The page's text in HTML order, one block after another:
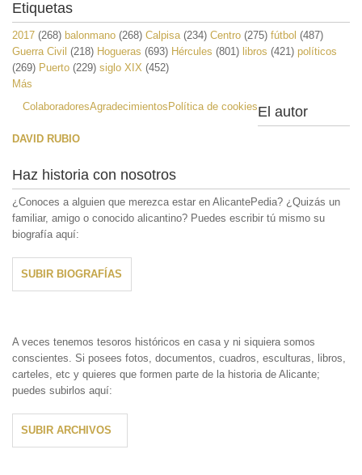
Etiquetas
2017 (268) balonmano (268) Calpisa (234) Centro (275) fútbol (487)
Guerra Civil (218) Hogueras (693) Hércules (801) libros (421) políticos
(269) Puerto (229) siglo XIX (452)
Más
ColaboradoresAgradecimientos Política de cookiesEl autor
DAVID RUBIO
Haz historia con nosotros
¿Conoces a alguien que merezca estar en AlicantePedia? ¿Quizás un
familiar, amigo o conocido alicantino? Puedes escribir tú mismo su
biografía aquí:
SUBIR BIOGRAFÍAS
A veces tenemos tesoros históricos en casa y ni siquiera somos
conscientes. Si posees fotos, documentos, cuadros, esculturas, libros,
carteles, etc y quieres que formen parte de la historia de Alicante;
puedes subirlos aquí:
SUBIR ARCHIVOS